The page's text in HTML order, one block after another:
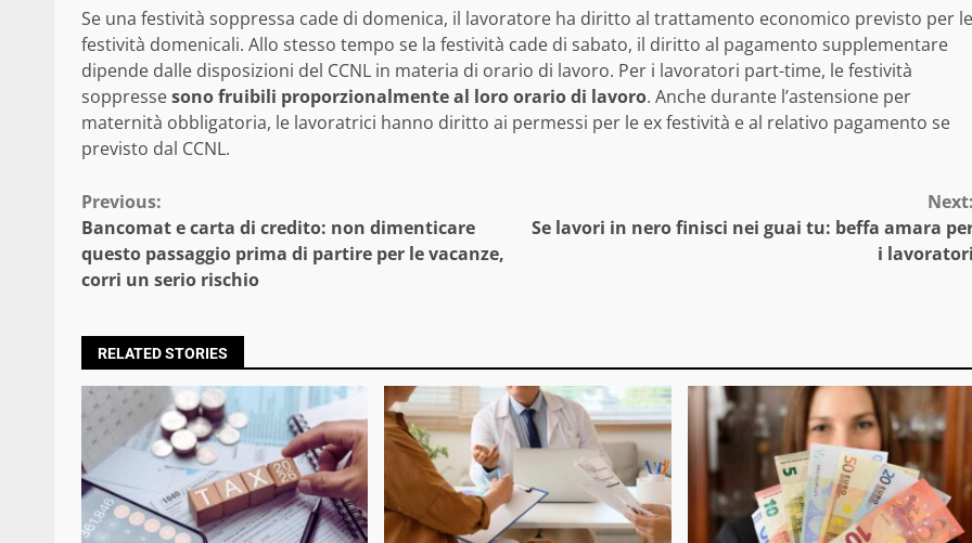
Se una festività soppressa cade di domenica, il lavoratore ha diritto al trattamento economico previsto per le
festività domenicali. Allo stesso tempo se la festività cade di sabato, il diritto al pagamento supplementare
dipende dalle disposizioni del CCNL in materia di orario di lavoro. Per i lavoratori part-time, le festività
soppressesono fruibili proporzionalmente al loro orario di lavoro. Anche durante l’astensione per
maternità obbligatoria, le lavoratrici hanno diritto ai permessi per le ex festività e al relativo pagamento se
previsto dal CCNL.
Continue
Reading
Previous:
Bancomat e carta di credito: non dimenticare
questo passaggio prima di partire per le vacanze,
corri un serio rischio
Se lavori in nero finisci nei guai tu: beffa amara
i
RELATED STORIES